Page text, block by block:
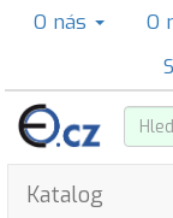
O nás O
Katalog